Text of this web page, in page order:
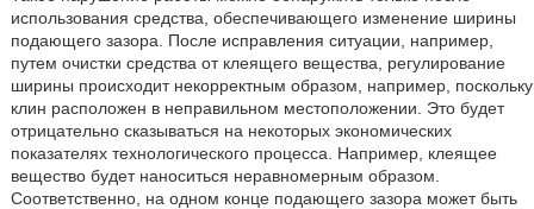
использования средства, обеспечивающего изменение ширины
подающего зазора. После исправления ситуации, например,
путем очистки средства от клеящего вещества, регулирование
ширины происходит некорректным образом, например, поскольку
клин расположен в неправильном местоположении. Это будет
отрицательно сказываться на некоторых экономических
показателях технологического процесса. Например, клеящее
вещество будет наноситься неравномерным образом.
Соответственно, на одном конце подающего зазора может быть